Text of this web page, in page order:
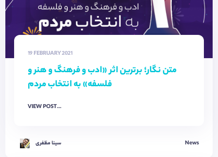
19 FEBRUARY 2021
متن نگار؛ برترین اثر «ادب و فرهنگ و هنر و
فلسفه» به انتخاب مردم
VIEW POST...
سینا مظفری News